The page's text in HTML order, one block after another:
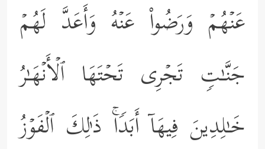
عَنۡهُمۡ وَرَضُواْ عَنۡهُ وَأَعَدَّ لَهُمۡ
جَنَّـٰتࣲ تَجۡرِی تَحۡتَهَا ٱلۡأَنۡهَـٰرُ
خَـٰلِدِینَ فِیهَاۤ أَبَدࣰاۚ ذَ ٰ⁠لِكَ ٱلۡفَوۡزُ